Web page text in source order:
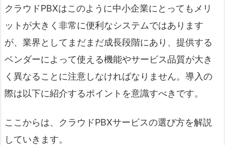
クラウドPBXはこのように中小企業にとってもメリ
ットが大きく非常に便利なシステムではあります
が、業界としてまだまだ成長段階にあり、提供する
ベンダーによって使える機能やサービス品質が大き
く異なることに注意しなければなりません。導入の
際は以下に紹介するポイントを意識すべきです。
ここからは、クラウドPBXサービスの選び方を解説
していきます。